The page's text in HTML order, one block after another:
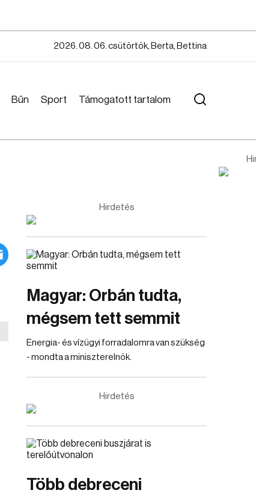
2026. 08. 06. csütörtök, Berta, Bettina
Bűn Sport Támogatott tartalom
Hirdetés
Magyar: Orbán tudta,
mégsem tett semmit
Energia- és vízügyi forradalomra van szükség
- mondta a miniszterelnök.
Hirdetés
Több debreceni